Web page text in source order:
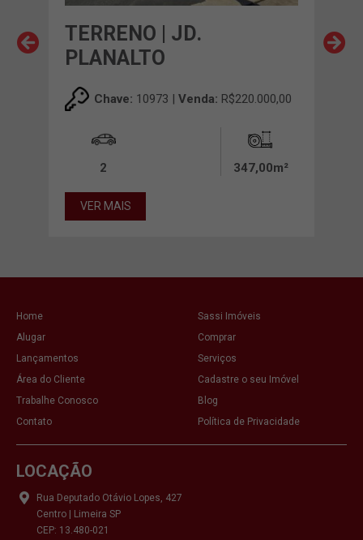
TERRENO | JD.
PLANALTO
Chave: 10973 | Venda: R$220.000,00
2 347,00m²
VER MAIS
Home
Sassi Imóveis
Alugar
Comprar
Lançamentos
Serviços
Área do Cliente
Cadastre o seu Imóvel
Trabalhe Conosco
Blog
Contato
Política de Privacidade
LOCAÇÃO
Rua Deputado Otávio Lopes, 427
Centro | Limeira SP
CEP: 13.480-021